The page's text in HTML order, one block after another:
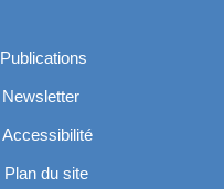
Publications
Newsletter
Accessibilité
Plan du site